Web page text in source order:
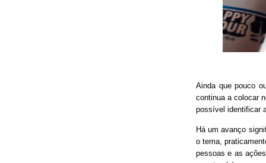
Ainda que pouco
continua a colocar
possível identificar
Há um avanço
o tema,
pessoas e as